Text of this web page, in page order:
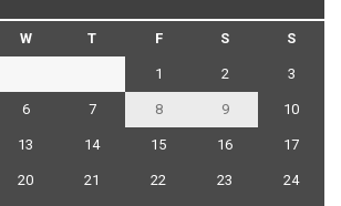
W T F S S
1 2 3
6 7 8 9 10
13 14 15 16 17
20 21 22 23 24